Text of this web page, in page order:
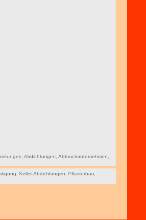
,Abdichtungen ,Abbruchunternehmen
,Keller-Abdichtungen ,Pflasterbau